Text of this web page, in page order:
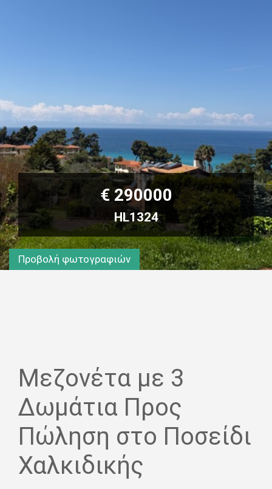
Προβολή φωτογραφιών
€ 290000
HL1324
Μεζονέτα με 3
Δωμάτια Προς
Πώληση στο Ποσείδι
Χαλκιδικής